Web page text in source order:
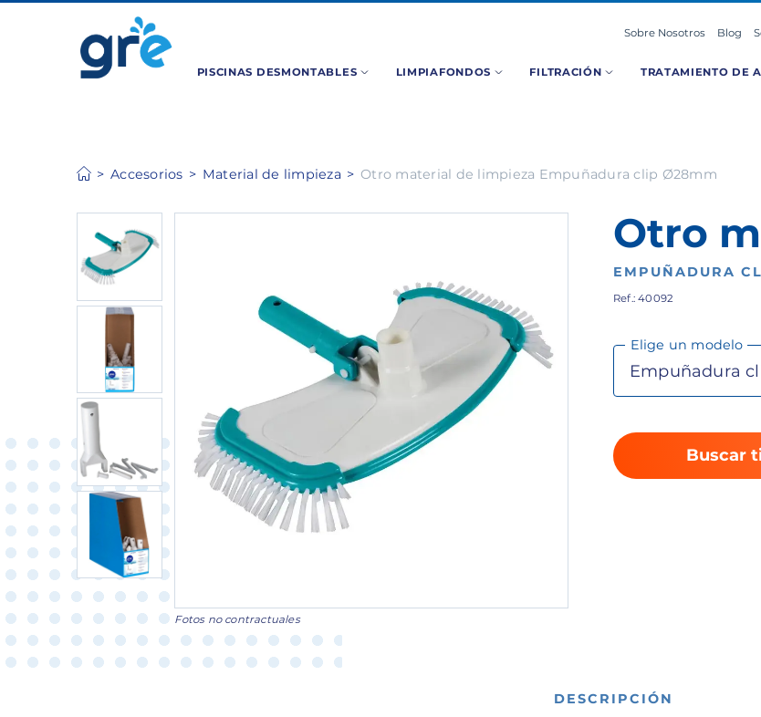
PISCINAS DESMONTABLES LIMPIAFONDOS FILTRACIÓN TRATAMIENTO DE
Sobre Nosotros Blog
Accesorios Material de limpieza Otro material de limpieza Empuñadura clip Ø28mm
Fotos no contractuales
Elige un modelo
Otro
EMPUÑADURA
Ref.: 40092
Buscar
DESCRIPCIÓN